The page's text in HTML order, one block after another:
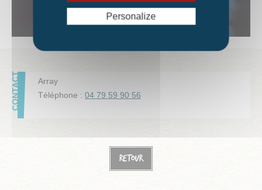
Array
Téléphone : 04 79 59 90 56
Retour
Personalize